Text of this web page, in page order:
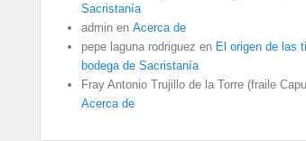
Sacristanía
admin en Acerca de
pepe laguna rodriguez en El origen de las
bodega de Sacristanía
Fray Antonio Trujillo de la Torre (fraile
Acerca de